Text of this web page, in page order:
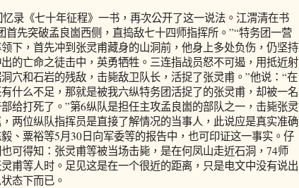
《七十年征程》一书，再次公开了这一说法。江渭清在书
首先突破孟良崮西侧，直捣敌七十四师指挥所。”“特务团一营
下，首先冲到张灵甫藏身的山洞前，他身上多处负伤，仍坚持
的亡命之徒击中，英勇牺牲。三连指战员怒不可遏，用抵近射
穴和石岩的残敌，击毙敌卫队长，活捉了张灵甫。”他说：“在
什么不足，那就是被我六纵特务团活捉了的张灵甫，却被一名
给打死了。”第6纵队是担任主攻孟良崮的部队之一，击毙张灵
两位纵队指挥员是直接了解情况的当事人，此说应是真实准确
、粟裕等5月30日向军委等的报告中，也可印证这一事实。仔
可得知：张灵甫等被当场击毙，是在何凤山走近石洞，74师
甫等人时。足见这是在一个很近的距离，只是电文中没有说出
态下而已。